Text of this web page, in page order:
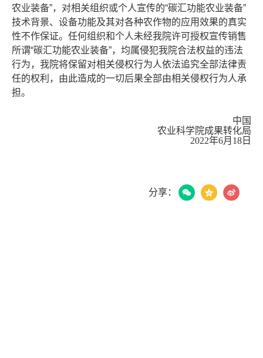
农业装备”，对相关组织或个人宣传的“碳汇功能农业装备”
技术背景、设备功能及其对各种农作物的应用效果的真实
性不作保证。任何组织和个人未经我院许可授权宣传销售
所谓“碳汇功能农业装备”，均属侵犯我院合法权益的违法
行为，我院将保留对相关侵权行为人依法追究全部法律责
任的权利，由此造成的一切后果全部由相关侵权行为人承
担。
中国
农业科学院成果转化局
2022年6月18日
分享：